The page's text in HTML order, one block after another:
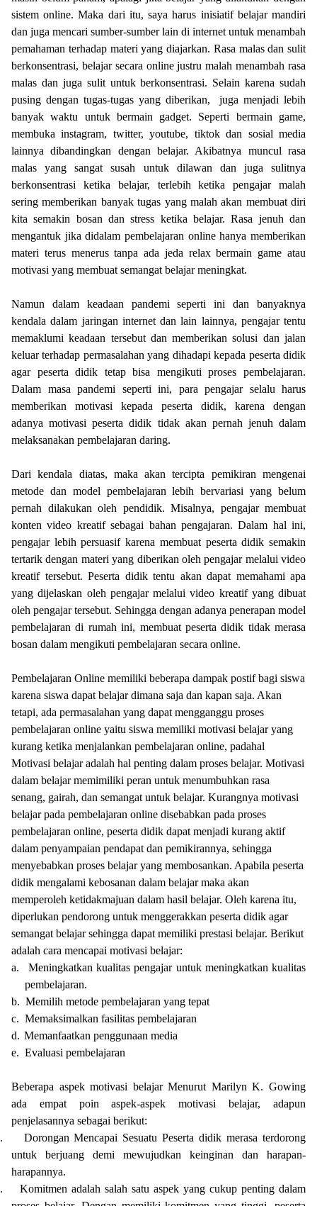
sistem online. Maka dari itu, saya harus inisiatif belajar mandiri
dan juga mencari sumber-sumber lain di internet untuk menambah
pemahaman terhadap materi yang diajarkan. Rasa malas dan sulit
berkonsentrasi, belajar secara online justru malah menambah rasa
malas dan juga sulit untuk berkonsentrasi. Selain karena sudah
pusing dengan tugas-tugas yang diberikan,
juga menjadi lebih
banyak waktu untuk bermain gadget. Seperti bermain game,
membuka instagram, twitter, youtube, tiktok dan sosial media
lainnya dibandingkan dengan belajar. Akibatnya muncul rasa
malas yang sangat susah untuk dilawan dan juga sulitnya
berkonsentrasi ketika belajar, terlebih ketika pengajar malah
sering memberikan banyak tugas yang malah akan membuat diri
kita semakin bosan dan stress ketika belajar. Rasa jenuh dan
mengantuk jika didalam pembelajaran online hanya memberikan
materi terus menerus tanpa ada jeda relax bermain game atau
motivasi yang membuat semangat belajar meningkat.
Namun dalam keadaan pandemi seperti ini dan banyaknya
kendala dalam jaringan internet dan lain lainnya, pengajar tentu
memaklumi keadaan tersebut dan memberikan solusi dan jalan
keluar terhadap permasalahan yang dihadapi kepada peserta didik
agar peserta didik tetap bisa mengikuti proses pembelajaran.
Dalam masa pandemi seperti ini, para pengajar selalu harus
memberikan motivasi kepada peserta didik, karena dengan
adanya motivasi peserta didik tidak akan pernah jenuh dalam
melaksanakan pembelajaran daring.
Dari kendala diatas, maka akan tercipta pemikiran mengenai
metode dan model pembelajaran lebih bervariasi yang belum
pernah dilakukan oleh pendidik. Misalnya, pengajar membuat
konten video kreatif sebagai bahan pengajaran. Dalam hal ini,
pengajar lebih persuasif karena membuat peserta didik semakin
tertarik dengan materi yang diberikan oleh pengajar melalui video
kreatif tersebut. Peserta didik tentu akan dapat memahami apa
yang dijelaskan oleh pengajar melalui video kreatif yang dibuat
oleh pengajar tersebut. Sehingga dengan adanya penerapan model
pembelajaran di rumah ini, membuat peserta didik tidak merasa
bosan dalam mengikuti pembelajaran secara online.
Pembelajaran Online memiliki beberapa dampak postif bagi siswa
karena siswa dapat belajar dimana saja dan kapan saja. Akan
tetapi, ada permasalahan yang dapat mengganggu proses
pembelajaran online yaitu siswa memiliki motivasi belajar yang
kurang ketika menjalankan pembelajaran online, padahal
Motivasi belajar adalah hal penting dalam proses belajar. Motivasi
dalam belajar memimiliki peran untuk menumbuhkan rasa
senang, gairah, dan semangat untuk belajar. Kurangnya motivasi
belajar pada pembelajaran online disebabkan pada proses
pembelajaran online, peserta didik dapat menjadi kurang aktif
dalam penyampaian pendapat dan pemikirannya, sehingga
menyebabkan proses belajar yang membosankan. Apabila peserta
didik mengalami kebosanan dalam belajar maka akan
memperoleh ketidakmajuan dalam hasil belajar. Oleh karena itu,
diperlukan pendorong untuk menggerakkan peserta didik agar
semangat belajar sehingga dapat memiliki prestasi belajar. Berikut
adalah cara mencapai motivasi belajar:
a.
Meningkatkan kualitas pengajar untuk meningkatkan kualitas
pembelajaran.
b. Memilih metode pembelajaran yang tepat
c. Memaksimalkan fasilitas pembelajaran
d. Memanfaatkan penggunaan media
e. Evaluasi pembelajaran
Beberapa aspek motivasi belajar Menurut Marilyn K. Gowing
ada empat poin aspek-aspek motivasi belajar, adapun
penjelasannya sebagai berikut:
Dorongan Mencapai Sesuatu Peserta didik merasa terdorong
untuk berjuang demi mewujudkan keinginan dan harapan-
harapannya.
Komitmen adalah salah satu aspek yang cukup penting dalam